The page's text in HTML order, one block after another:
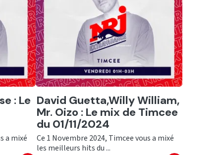
: Le
a mixé
Ecouter
David Guetta,Willy William,
Mr. Oizo : Le mix de Timcee
du 01/11/2024
Ce 1 Novembre 2024, Timcee vous a mixé
les meilleurs hits du ...